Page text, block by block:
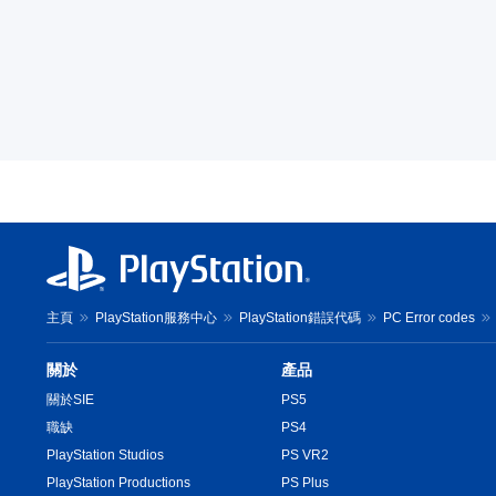
主頁 PlayStation服務中心 PlayStation錯誤代碼 PC Error codes
關於
關於SIE
職缺
PlayStation Studios
PlayStation Productions
產品
PS5
PS4
PS VR2
PS Plus